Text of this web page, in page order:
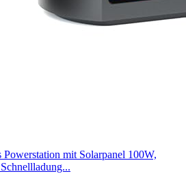
mit Solarpanel 100W,